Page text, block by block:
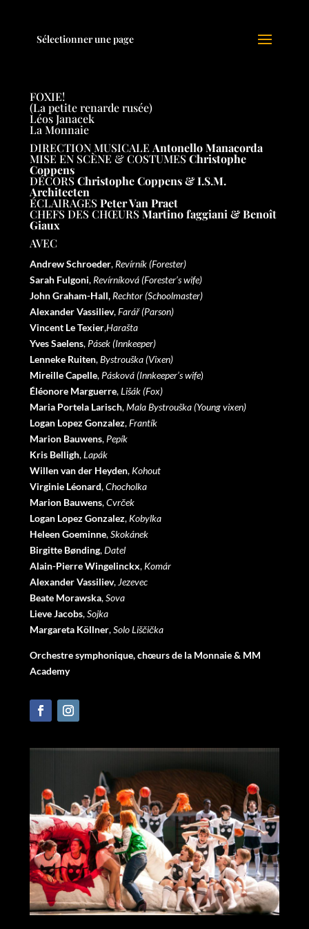
Sélectionner une page
FOXIE!
(La petite renarde rusée)
Léos Janacek
La Monnaie
DIRECTION MUSICALE Antonello Manacorda
MISE EN SCÈNE & COSTUMES Christophe
Coppens
DÉCORS Christophe Coppens & I.S.M.
Architecten
ÉCLAIRAGES Peter Van Praet
CHEFS DES CHŒURS Martino faggiani & Benoît
Giaux
AVEC
Andrew Schroeder, Revírník (Forester)
Sarah Fulgoni, Revírníková (Forester’s wife)
John Graham-Hall, Rechtor (Schoolmaster)
Alexander Vassiliev,Farář (Parson)
Vincent Le Texier,Harašta
Yves Saelens, Pásek (Innkeeper)
Lenneke Ruiten,Bystrouška (Vixen)
Mireille Capelle, Pásková (Innkeeper’s wife)
ÉléonoreMarguerre,Lišák (Fox)
Maria Portela Larisch,Mala Bystrouška (Young vixen)
Logan Lopez Gonzalez,Frantík
Marion Bauwens, Pepík
Kris Belligh,Lapák
Willen van der Heyden, Kohout
Virginie Léonard,Chocholka
Marion Bauwens,Cvrček
Logan Lopez Gonzalez, Kobylka
Heleen Goeminne,Skokánek
Birgitte Bønding,Datel
Alain-Pierre Wingelinckx, Komár
Alexander Vassiliev, Jezevec
Beate Morawska,Sova
Lieve Jacobs,Sojka
Margareta Köllner,Solo Liščička
Orchestre symphonique, chœurs de la Monnaie & MM
Academy